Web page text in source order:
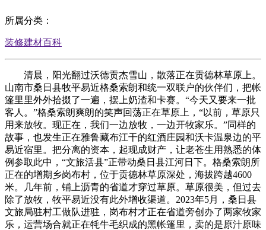
所属分类：
装修建材百科
清晨，阳光翻过沃德贡杰雪山，散落正在贡德林草原上。
山南市桑日县牧平易近格桑索朗和统一双联户的伙伴们，把帐
篷里里外外拾掇了一遍，摆上奶渣和卡赛。“今天又要来一批
客人。”格桑索朗爽朗的笑声回荡正在草原上，“以前，草原只
用来放牧。现正在，我们一边放牧，一边开牧家乐。”同样的
故事，也发生正在雅鲁藏布江干的红酒庄园和沃卡温泉边的平
易近宿里。把分离的资本，起现成财产，让老苍生用熟悉的体
例参取此中，“文旅活县”正带动桑日县江河日下。格桑索朗所
正在的增期乡岗布村，位于贡德林草原深处，海拔跨越4600
米。几年前，铺上沥青的省道才穿过草原。草原很美，但过去
除了放牧，牧平易近没有此外增收渠道。2023年5月，桑日县
文旅局驻村工做队进驻，岗布村才正在省道旁创办了两家牧家
乐，运营场合就正在牦牛毛织成的黑帐篷里，卖的是原汁原味